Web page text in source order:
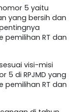
5 yaitu
yang bersih dan
pemilihan RT dan
visi-misi
5 di RPJMD yang
pemilihan RT dan